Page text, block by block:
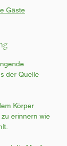
Gäste
der Quelle
Körper
erinnern wie